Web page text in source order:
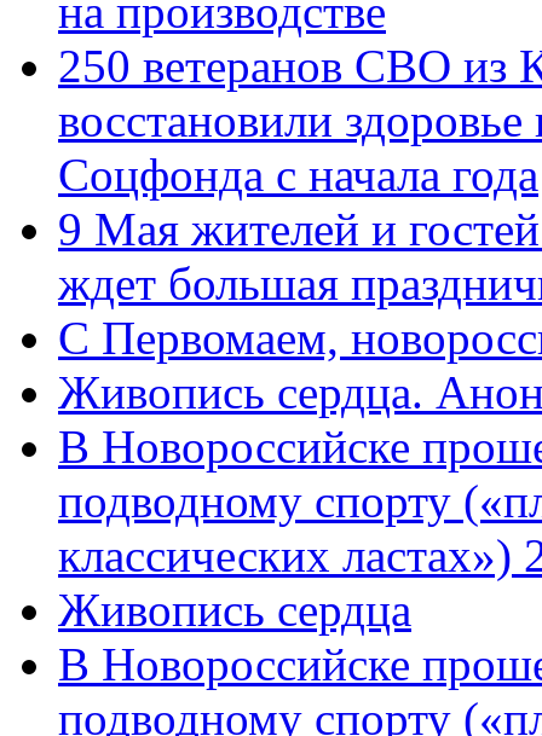
на производстве
250 ветеранов СВО из
восстановили
Соцфонда с начала года
9 Мая жителей и
ждет большая
C Первомаем,
Живопись сердца.
В Новороссийске
подводному спорту
классических
Живопись сердца
В Новороссийске
подводному спорту